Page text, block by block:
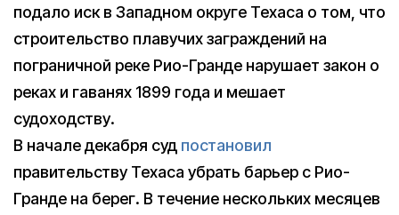
подало иск в Западном округе Техаса о том, что
строительство плавучих заграждений на
пограничной реке Рио-Гранде нарушает закон о
реках и гаванях 1899 года и мешает
судоходству.
В начале декабря суд постановил
правительству Техаса убрать барьер с Рио-
Гранде на берег. В течение нескольких месяцев